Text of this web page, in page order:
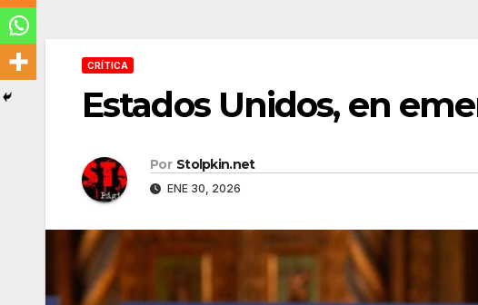
CRÍTICA
Estados Unidos, en
Por Stolpkin.net
ENE 30, 2026